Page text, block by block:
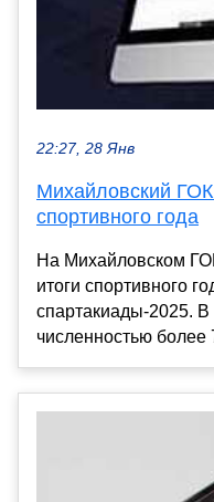
22:27, 28 Янв
Михайловский
спортивного года
На Михайловском
итоги спортивного
спартакиады-2025. В
численностью более